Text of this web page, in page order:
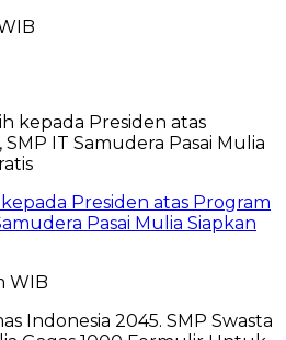
Presiden atas Program
Pasai Mulia Siapkan
WIB